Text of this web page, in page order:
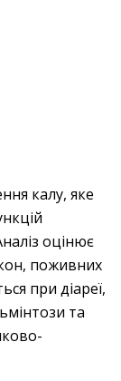
калу, яке
оцінює
поживних
при діареї,
та